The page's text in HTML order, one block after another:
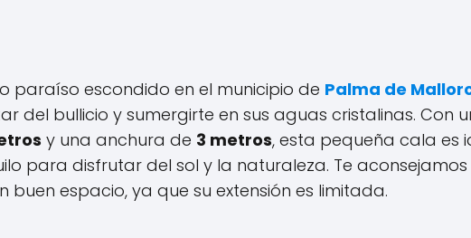
paraíso escondido en el municipio de Palma de
del bullicio y sumergirte en sus aguas cristalinas. Con
y una anchura de 3 metros, esta pequeña cala es
para disfrutar del sol y la naturaleza. Te aconsejamos
espacio, ya que su extensión es limitada.